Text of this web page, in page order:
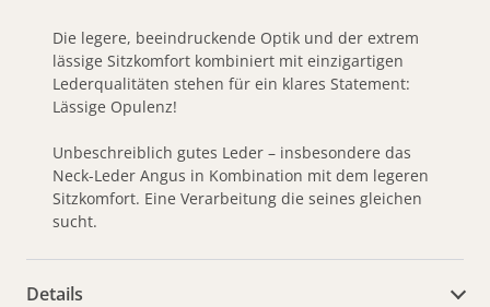
Die legere, beeindruckende Optik und der extrem
lässige Sitzkomfort kombiniert mit einzigartigen
Lederqualitäten stehen für ein klares Statement:
Lässige Opulenz!
Unbeschreiblich gutes Leder – insbesondere das
Neck-Leder Angus in Kombination mit dem legeren
Sitzkomfort. Eine Verarbeitung die seines gleichen
sucht.
Details